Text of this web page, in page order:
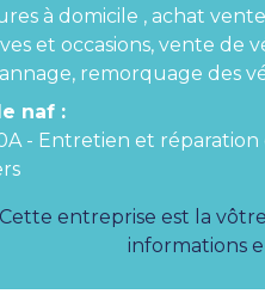
à domicile , achat
et occasions, vente de
remorquage des
naf :
- Entretien et
Cette entreprise est la
informations